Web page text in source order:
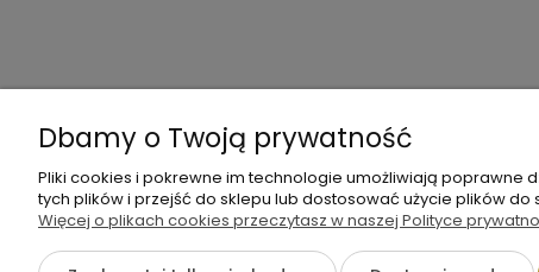
+48 605 141
Dbamy o Twoją prywatność
Pliki cookies i pokrewne im technologie umożliwiają poprawne
tych plików i przejść do sklepu lub dostosować użycie plików
Więcej o plikach cookies przeczytasz w naszej Polityce